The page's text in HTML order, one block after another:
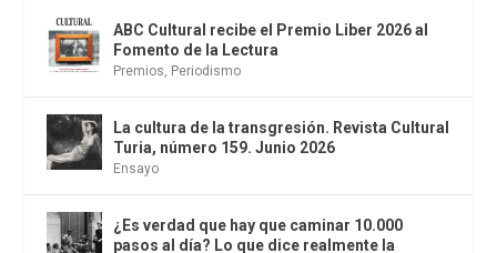
ABC Cultural recibe el Premio Liber 2026 al
Fomento de la Lectura
Premios, Periodismo
La cultura de la transgresión. Revista Cultural
Turia, número 159. Junio 2026
Ensayo
¿Es verdad que hay que caminar 10.000
pasos al día? Lo que dice realmente la